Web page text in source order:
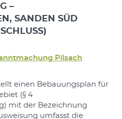
–
SANDEN SÜD
Pilsach
einen Bebauungsplan für
(§ 4
mit der Bezeichnung
umfasst die